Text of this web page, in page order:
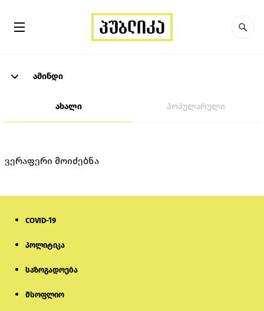
ამინდი
ახალი პოპულარული
ვერაფერი მოიძებნა
COVID-19
პოლიტიკა
საზოგადოება
მსოფლიო